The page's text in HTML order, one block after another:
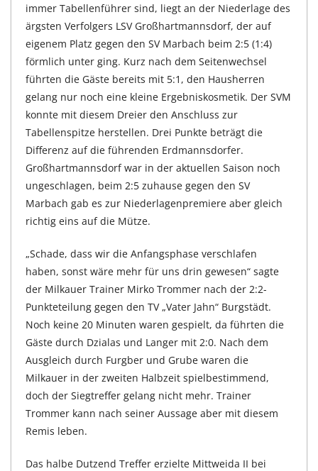
immer Tabellenführer sind, liegt an der Niederlage des
ärgsten Verfolgers LSV Großhartmannsdorf, der auf
eigenem Platz gegen den SV Marbach beim 2:5 (1:4)
förmlich unter ging. Kurz nach dem Seitenwechsel
führten die Gäste bereits mit 5:1, den Hausherren
gelang nur noch eine kleine Ergebniskosmetik. Der SVM
konnte mit diesem Dreier den Anschluss zur
Tabellenspitze herstellen. Drei Punkte beträgt die
Differenz auf die führenden Erdmannsdorfer.
Großhartmannsdorf war in der aktuellen Saison noch
ungeschlagen, beim 2:5 zuhause gegen den SV
Marbach gab es zur Niederlagenpremiere aber gleich
richtig eins auf die Mütze.
„Schade, dass wir die Anfangsphase verschlafen
haben, sonst wäre mehr für uns drin gewesen“ sagte
der Milkauer Trainer Mirko Trommer nach der 2:2-
Punkteteilung gegen den TV „Vater Jahn“ Burgstädt.
Noch keine 20 Minuten waren gespielt, da führten die
Gäste durch Dzialas und Langer mit 2:0. Nach dem
Ausgleich durch Furgber und Grube waren die
Milkauer in der zweiten Halbzeit spielbestimmend,
doch der Siegtreffer gelang nicht mehr. Trainer
Trommer kann nach seiner Aussage aber mit diesem
Remis leben.
Das halbe Dutzend Treffer erzielte Mittweida II bei